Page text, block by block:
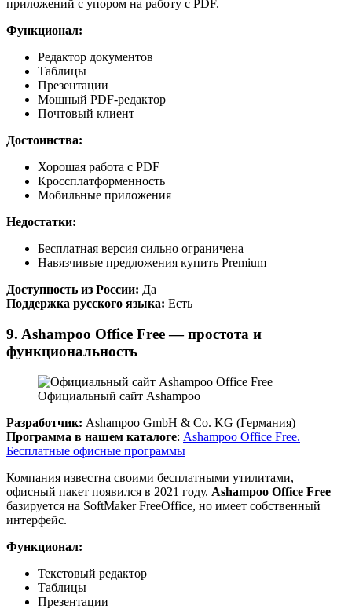
приложений с упором на работу с PDF.
Функционал:
Редактор документов
Таблицы
Презентации
Мощный PDF-редактор
Почтовый клиент
Достоинства:
Хорошая работа с PDF
Кроссплатформенность
Мобильные приложения
Недостатки:
Бесплатная версия сильно ограничена
Навязчивые предложения купить Premium
Доступность из России: Да
Поддержка русского языка: Есть
9. Ashampoo Office Free — простота и
функциональность
Официальный сайт Ashampoo
Разработчик: Ashampoo GmbH & Co. KG (Германия)
Программа в нашем каталоге: Ashampoo Office Free.
Бесплатные офисные программы
Компания известна своими бесплатными утилитами,
офисный пакет появился в 2021 году. Ashampoo Office Free
базируется на SoftMaker FreeOffice, но имеет собственный
интерфейс.
Функционал:
Текстовый редактор
Таблицы
Презентации